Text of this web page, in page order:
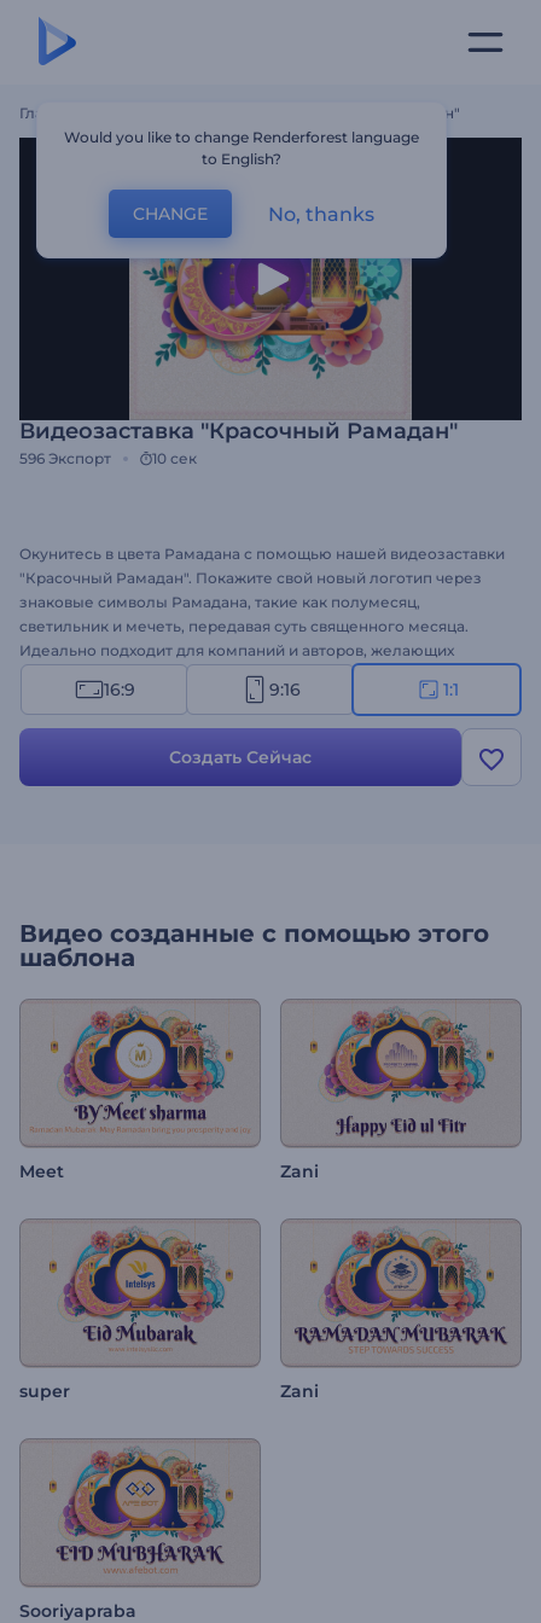
Главная Видеозаставка "Красочный Рамадан"
Видеозаставка "Красочный Рамадан"
596 Экспорт 10 сек
Окунитесь в цвета Рамадана с помощью нашей видеозаставки
"Красочный Рамадан". Покажите свой новый логотип через
знаковые символы Рамадана, такие как полумесяц,
светильник и мечеть, передавая суть священного месяца.
Идеально подходит для компаний и авторов, желающих
передать свои сообщения, поздравления или рекламные
предложения в честь Рамадана с помощью ярких визуальных
текст и энергичный фоновый музыкальный трек, чтобы
завершить праздничную атмосферу. Создавайте прямо сейчас
16:9 9:16 1:1
Создать Сейчас
Видео созданные с помощью этого
шаблона
Meet Zani
super Zani
Sooriyapraba
Would you like to change Renderforest language
to English?
CHANGE No, thanks